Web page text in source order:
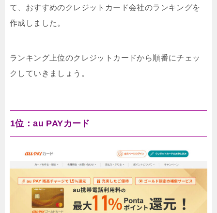
て、おすすめのクレジットカード会社のランキングを
作成しました。
ランキング上位のクレジットカードから順番にチェッ
クしていきましょう。
1位：au PAYカード